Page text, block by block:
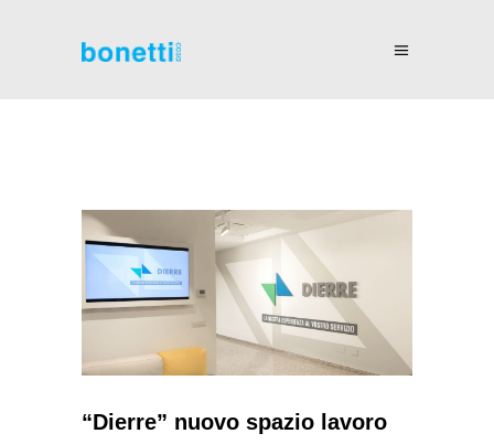
“Dierre” nuovo spazio lavoro